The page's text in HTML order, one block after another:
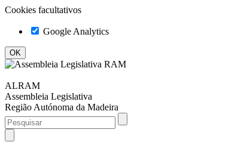
Cookies facultativos
Google Analytics
ALRAM
Assembleia Legislativa
Região Autónoma da Madeira